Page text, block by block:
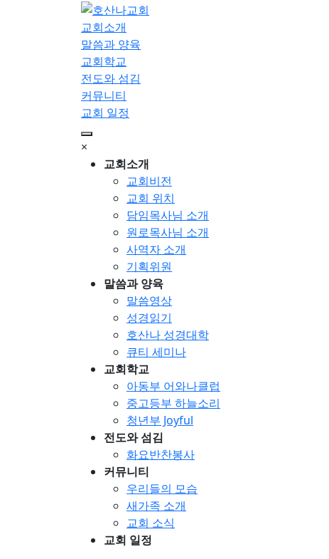
교회소개
말씀과 양육
교회학교
전도와 섬김
커뮤니티
교회 일정
×
교회소개
교회비전
교회 위치
담임목사님 소개
원로목사님 소개
사역자 소개
기획위원
말씀과 양육
말씀영상
성경읽기
호산나 성경대학
큐티 세미나
교회학교
아동부 어와나클럽
중고등부 하늘소리
청년부 Joyful
전도와 섬김
화요반찬봉사
커뮤니티
우리들의 모습
새가족 소개
교회 소식
교회 일정